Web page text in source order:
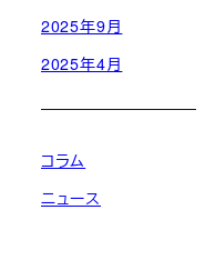
2025年9月
2025年4月
コラム
ニュース